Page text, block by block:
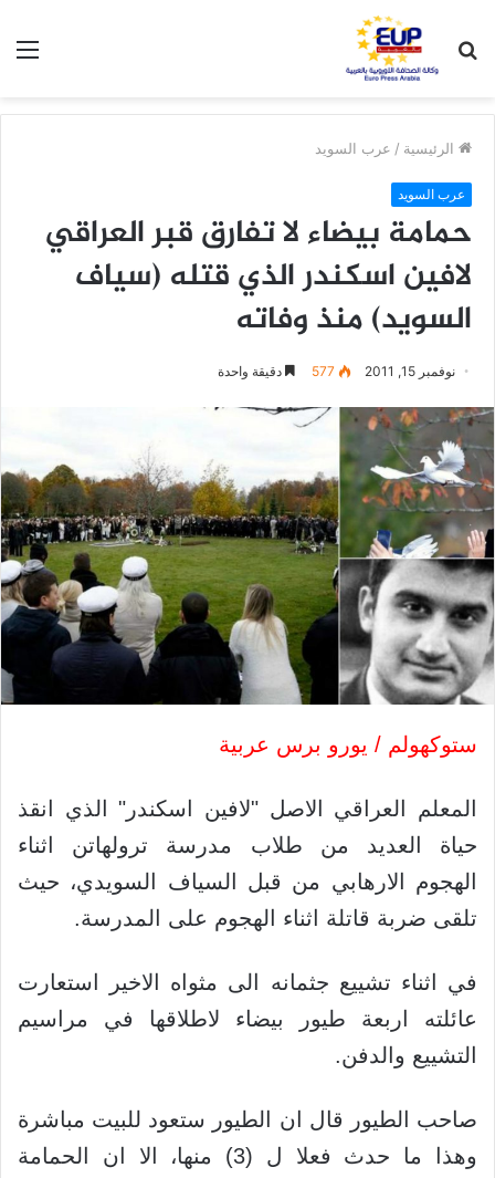
عن
الرئيسية / عرب السويد
عرب السويد
حمامة بيضاء لا تفارق قبر العراقي
لافين اسكندر الذي قتله (سياف
السويد) منذ وفاته
نوفمبر 15, 2011 577 دقيقة واحدة
ستوكهولم / يورو برس عربية
المعلم العراقي الاصل "لافين اسكندر" الذي انقذ
حياة العديد من طلاب مدرسة ترولهاتن اثناء
الهجوم الارهابي من قبل السياف السويدي، حيث
تلقى ضربة قاتلة اثناء الهجوم على المدرسة.
في اثناء تشييع جثمانه الى مثواه الاخير استعارت
عائلته اربعة طيور بيضاء لاطلاقها في مراسيم
التشييع والدفن.
صاحب الطيور قال ان الطيور ستعود للبيت مباشرة
وهذا ما حدث فعلا ل (3) منها، الا ان الحمامة